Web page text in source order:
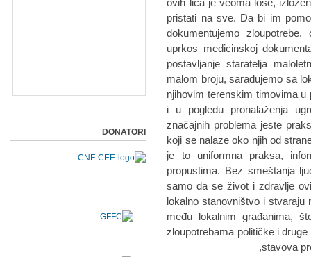
ovih lica je veoma loše,
pristati na sve. Da bi im
dokumentujemo
uprkos medicinskoj
postavljanje staratelja
malom broju, sarađujemo sa
njihovim terenskim timovima
i u pogledu pronalaženja
značajnih problema jeste
koji se nalaze oko njih od
je to uniformna praksa,
propustima. Bez smeštanja
samo da se život i zdravlje
lokalno stanovništvo i stvaraju
među lokalnim građanima,
zloupotrebama političke i
stavova
DONATORI